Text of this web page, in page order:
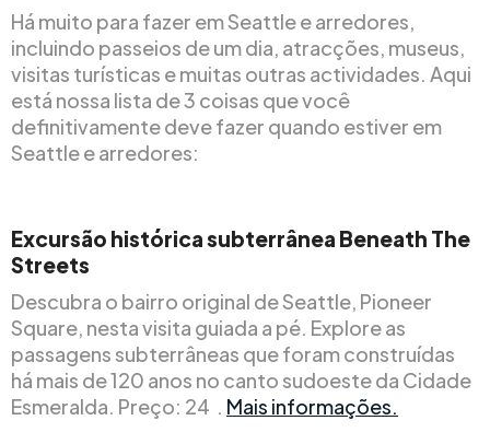
Há muito para fazer em Seattle e arredores,
incluindo passeios de um dia, atracções, museus,
visitas turísticas e muitas outras actividades. Aqui
está nossa lista de 3 coisas que você
definitivamente deve fazer quando estiver em
Seattle e arredores:
Excursão histórica subterrânea Beneath The
Streets
Descubra o bairro original de Seattle, Pioneer
Square, nesta visita guiada a pé. Explore as
passagens subterrâneas que foram construídas
há mais de 120 anos no canto sudoeste da Cidade
Esmeralda. Preço: 24 . Mais informações.